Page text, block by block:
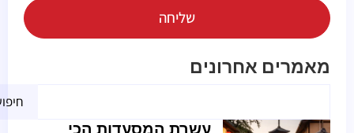
שליחה
מאמרים אחרונים
עשרת המסעדות הכי